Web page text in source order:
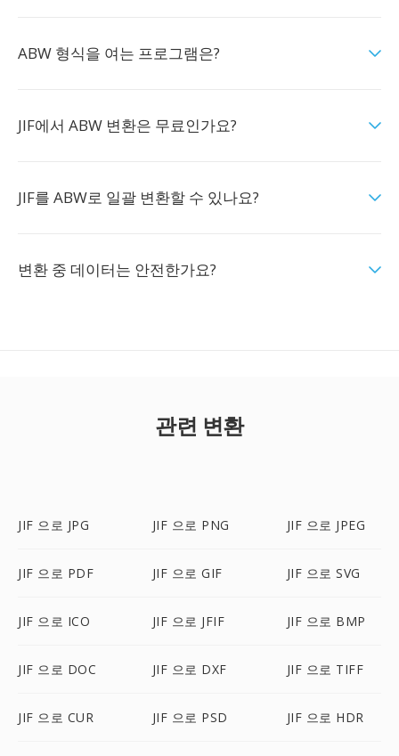
ABW 형식을 여는 프로그램은?
JIF에서 ABW 변환은 무료인가요?
JIF를 ABW로 일괄 변환할 수 있나요?
변환 중 데이터는 안전한가요?
관련 변환
JIF 으로 JPG JIF 으로 PNG JIF 으로 JPEG
JIF 으로 PDF JIF 으로 GIF JIF 으로 SVG
JIF 으로 ICO JIF 으로 JFIF JIF 으로 BMP
JIF 으로 DOC JIF 으로 DXF JIF 으로 TIFF
JIF 으로 CUR JIF 으로 PSD JIF 으로 HDR